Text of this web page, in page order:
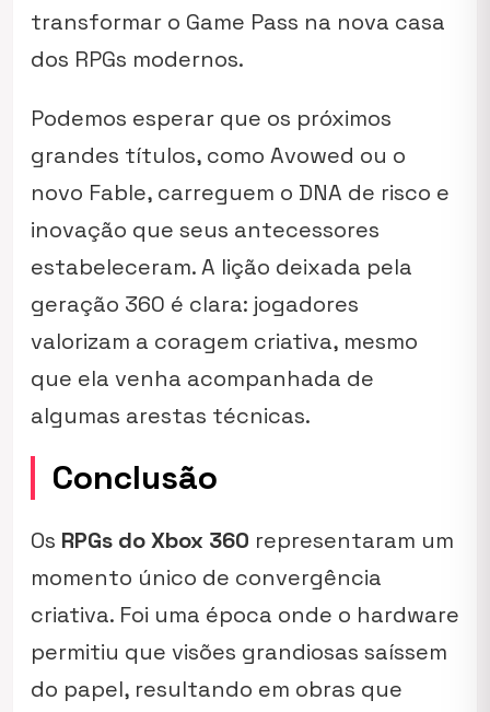
transformar o Game Pass na nova casa
dos RPGs modernos.
Podemos esperar que os próximos
grandes títulos, como Avowed ou o
novo Fable, carreguem o DNA de risco e
inovação que seus antecessores
estabeleceram. A lição deixada pela
geração 360 é clara: jogadores
valorizam a coragem criativa, mesmo
que ela venha acompanhada de
algumas arestas técnicas.
Conclusão
Os RPGs do Xbox 360 representaram um
momento único de convergência
criativa. Foi uma época onde o hardware
permitiu que visões grandiosas saíssem
do papel, resultando em obras que